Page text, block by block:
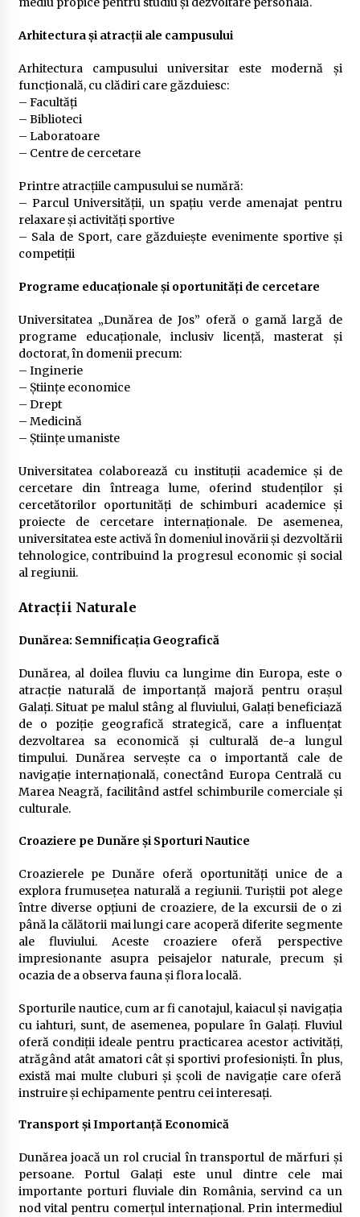
Arhitectura și atracții ale campusului
Arhitectura campusului universitar este modernă și
funcțională, cu clădiri care găzduiesc:
– Facultăți
– Biblioteci
– Laboratoare
– Centre de cercetare
Printre atracțiile campusului se numără:
– Parcul Universității, un spațiu verde amenajat pentru
relaxare și activități sportive
– Sala de Sport, care găzduiește evenimente sportive și
competiții
Programe educaționale și oportunități de cercetare
Universitatea „Dunărea de Jos” oferă o gamă largă de
programe educaționale, inclusiv licență, masterat și
doctorat, în domenii precum:
– Inginerie
– Științe economice
– Drept
– Medicină
– Științe umaniste
Universitatea colaborează cu instituții academice și de
cercetare din întreaga lume, oferind studenților și
cercetătorilor oportunități de schimburi academice și
proiecte de cercetare internaționale. De asemenea,
universitatea este activă în domeniul inovării și dezvoltării
tehnologice, contribuind la progresul economic și social
al regiunii.
Atracții Naturale
Dunărea: Semnificația Geografică
Dunărea, al doilea fluviu ca lungime din Europa, este o
atracție naturală de importanță majoră pentru orașul
Galați. Situat pe malul stâng al fluviului, Galați beneficiază
de o poziție geografică strategică, care a influențat
dezvoltarea sa economică și culturală de-a lungul
timpului. Dunărea servește ca o importantă cale de
navigație internațională, conectând Europa Centrală cu
Marea Neagră, facilitând astfel schimburile comerciale și
culturale.
Croaziere pe Dunăre și Sporturi Nautice
Croazierele pe Dunăre oferă oportunități unice de a
explora frumusețea naturală a regiunii. Turiștii pot alege
între diverse opțiuni de croaziere, de la excursii de o zi
până la călătorii mai lungi care acoperă diferite segmente
ale fluviului. Aceste croaziere oferă perspective
impresionante asupra peisajelor naturale, precum și
ocazia de a observa fauna și flora locală.
Sporturile nautice, cum ar fi canotajul, kaiacul și navigația
cu iahturi, sunt, de asemenea, populare în Galați. Fluviul
oferă condiții ideale pentru practicarea acestor activități,
atrăgând atât amatori cât și sportivi profesioniști. În plus,
există mai multe cluburi și școli de navigație care oferă
instruire și echipamente pentru cei interesați.
Transport și Importanță Economică
Dunărea joacă un rol crucial în transportul de mărfuri și
persoane. Portul Galați este unul dintre cele mai
importante porturi fluviale din România, servind ca un
nod vital pentru comerțul internațional. Prin intermediul